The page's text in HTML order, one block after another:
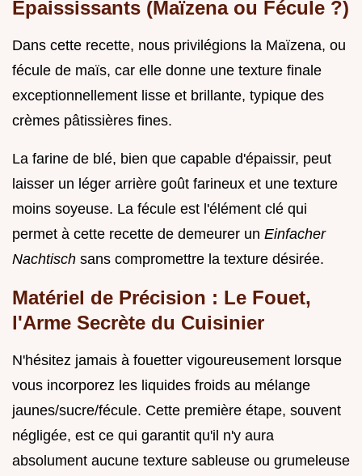
Épaississants (Maïzena ou Fécule ?)
Dans cette recette, nous privilégions la Maïzena, ou
fécule de maïs, car elle donne une texture finale
exceptionnellement lisse et brillante, typique des
crèmes pâtissières fines.
La farine de blé, bien que capable d'épaissir, peut
laisser un léger arrière goût farineux et une texture
moins soyeuse. La fécule est l'élément clé qui
permet à cette recette de demeurer un Einfacher
Nachtisch sans compromettre la texture désirée.
Matériel de Précision : Le Fouet,
l'Arme Secrète du Cuisinier
N'hésitez jamais à fouetter vigoureusement lorsque
vous incorporez les liquides froids au mélange
jaunes/sucre/fécule. Cette première étape, souvent
négligée, est ce qui garantit qu'il n'y aura
absolument aucune texture sableuse ou grumeleuse